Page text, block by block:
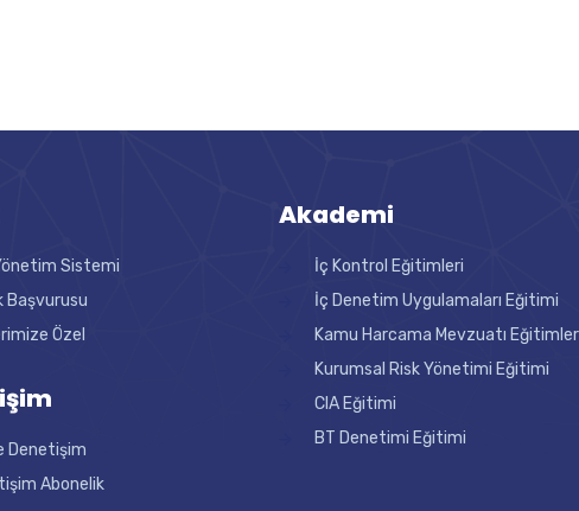
Sistemi
Başvurusu
Özel
Denetişim
Abonelik
Akademi
İç Kontrol Eğitimleri
İç Denetim Uygulamaları Eğitimi
Kamu Harcama Mevzuatı
Kurumsal Risk Yönetimi Eğitimi
CIA Eğitimi
BT Denetimi Eğitimi